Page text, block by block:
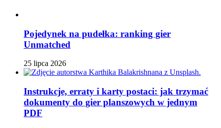
Pojedynek na pudełka: ranking gier
Unmatched
25 lipca 2026
Instrukcje, erraty i karty postaci: jak trzymać
dokumenty do gier planszowych w jednym
PDF